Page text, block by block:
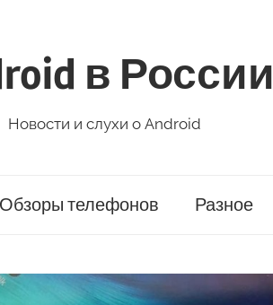
в России
Новости и слухи о Android
Обзоры телефонов Разное